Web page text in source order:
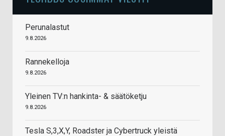
Perunalastut
9.8.2026
Rannekelloja
9.8.2026
Yleinen TV:n hankinta- & säätöketju
9.8.2026
Tesla S,3,X,Y, Roadster ja Cybertruck yleistä